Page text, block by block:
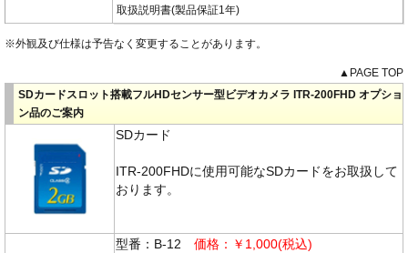
取扱説明書(製品保証1年)
※外観及び仕様は予告なく変更することがあります。
▲PAGE TOP
SDカードスロット搭載フルHDセンサー型ビデオカメラ ITR-200FHD オプショ
ン品のご案内
SDカード
ITR-200FHDに使用可能なSDカードをお取扱して
おります。
型番：B-12 価格：￥1,000(税込)